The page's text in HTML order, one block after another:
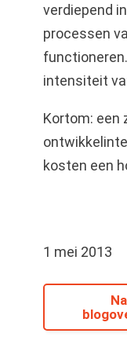
verdiepend
processen
intensiteit
Kortom: een
kosten een
1 mei 2013